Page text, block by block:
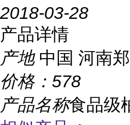
2018-03-28
产品详情
产地 中国 河南
价格： 578
产品名称食品级